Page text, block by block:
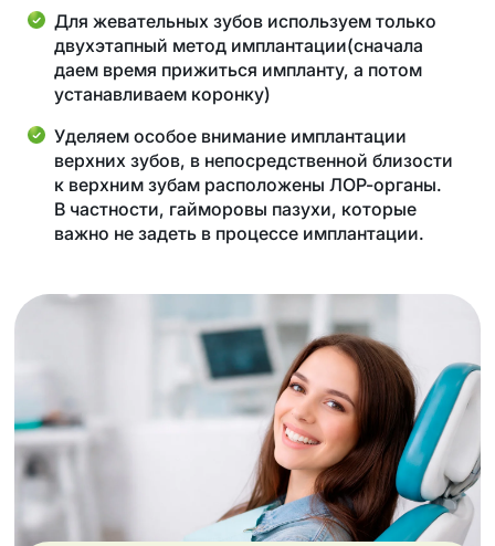
Для жевательных зубов используем только
двухэтапный метод имплантации(сначала
даем время прижиться импланту, а потом
устанавливаем коронку)
Уделяем особое внимание имплантации
верхних зубов, в непосредственной близости
к верхним зубам расположены ЛОР-органы.
В частности, гайморовы пазухи, которые
важно не задеть в процессе имплантации.